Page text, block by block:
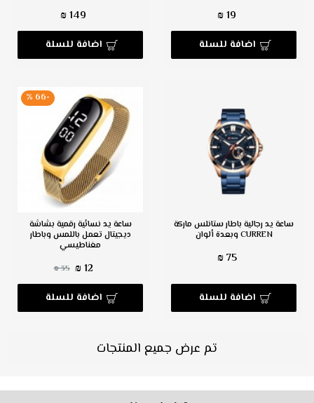
19 ₪
اضافة للسلة
149 ₪
اضافة للسلة
ساعة يد رجالية باطار ستانلس ماركة
CURREN وبعدة ألوان
75 ₪
اضافة للسلة
-66 %
ساعة يد نسائية رقمية بشاشة
ديجيتال تعمل باللمس وباطار
مغناطيسي
12 ₪
35 ₪
اضافة للسلة
تم عرض جميع المنتجات